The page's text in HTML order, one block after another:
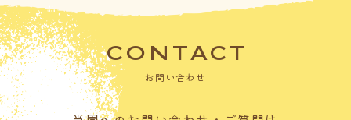
CONTACT
お問い合わせ